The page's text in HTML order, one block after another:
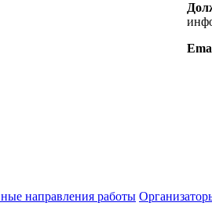
направления работы